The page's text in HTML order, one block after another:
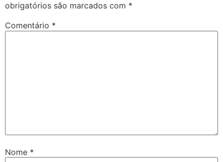
obrigatórios são marcados com *
Comentário *
Nome *